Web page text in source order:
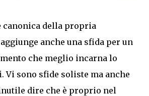
canonica della propria
anche una sfida per un
che meglio incarna lo
Vi sono sfide soliste ma anche
dire che è proprio nel